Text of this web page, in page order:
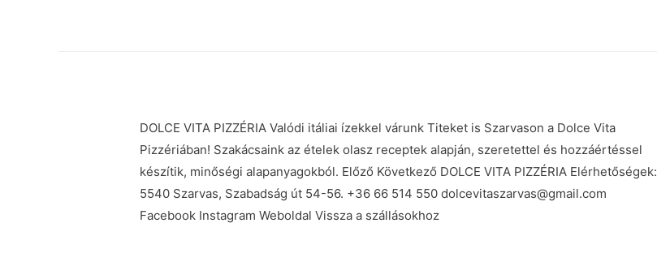
DOLCE VITA PIZZÉRIA Valódi itáliai ízekkel várunk Titeket is Szarvason a Dolce Vita
Pizzériában! Szakácsaink az ételek olasz receptek alapján, szeretettel és hozzáértéssel
készítik, minőségi alapanyagokból. Előző Következő DOLCE VITA PIZZÉRIA Elérhetőségek:
5540 Szarvas, Szabadság út 54-56. +36 66 514 550 dolcevitaszarvas@gmail.com
Facebook Instagram Weboldal Vissza a szállásokhoz